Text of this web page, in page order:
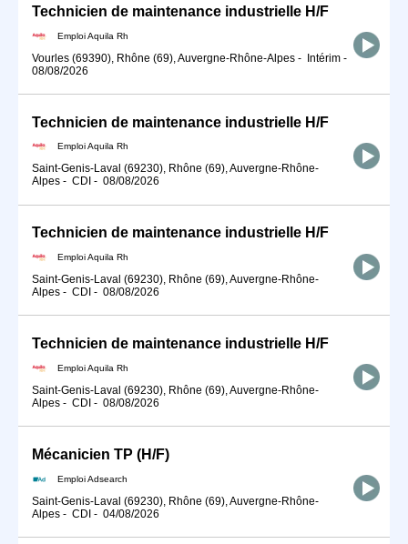
Technicien de maintenance industrielle H/F
Emploi Aquila Rh
Vourles (69390), Rhône (69), Auvergne-Rhône-Alpes - Intérim -
08/08/2026
Technicien de maintenance industrielle H/F
Emploi Aquila Rh
Saint-Genis-Laval (69230), Rhône (69), Auvergne-Rhône-
Alpes - CDI - 08/08/2026
Technicien de maintenance industrielle H/F
Emploi Aquila Rh
Saint-Genis-Laval (69230), Rhône (69), Auvergne-Rhône-
Alpes - CDI - 08/08/2026
Technicien de maintenance industrielle H/F
Emploi Aquila Rh
Saint-Genis-Laval (69230), Rhône (69), Auvergne-Rhône-
Alpes - CDI - 08/08/2026
Mécanicien TP (H/F)
Emploi Adsearch
Saint-Genis-Laval (69230), Rhône (69), Auvergne-Rhône-
Alpes - CDI - 04/08/2026